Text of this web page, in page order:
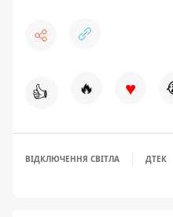
👍 🔥 ♥
ВІДКЛЮЧЕННЯ СВІТЛА ДТЕК